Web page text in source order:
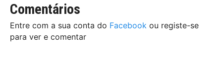
Comentários
Entre com a sua conta do Facebook ou registe-se
para ver e comentar